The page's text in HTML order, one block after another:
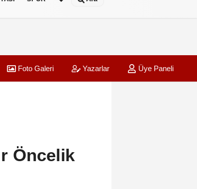
En Kaliteli Eğitimi Sunuyoruz” 01:10
Foto Galeri Yazarlar Üye Paneli
Öncelik